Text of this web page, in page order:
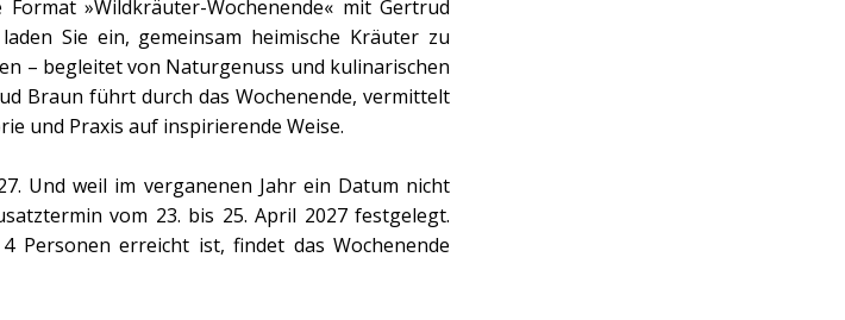
»Wildkräuter-Wochenende« mit Gertrud
Sie ein, gemeinsam heimische Kräuter zu
– begleitet von Naturgenuss und kulinarischen
Braun führt durch das Wochenende, vermittelt
und Praxis auf inspirierende Weise.
Und weil im verganenen Jahr ein Datum nicht
vom 23. bis 25. April 2027 festgelegt.
Personen erreicht ist, findet das Wochenende